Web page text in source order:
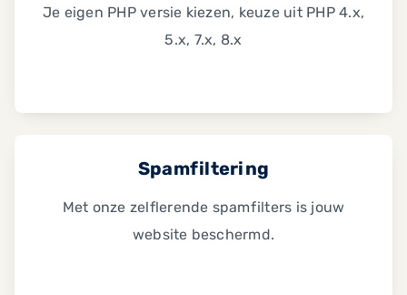
Je eigen PHP versie kiezen, keuze uit PHP 4.x,
5.x, 7.x, 8.x
Spamfiltering
Met onze zelflerende spamfilters is jouw
website beschermd.